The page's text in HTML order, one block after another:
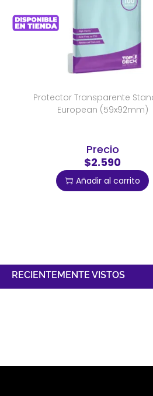
Protector Transparente
European (59x92mm)
Precio
$2.590
Añadir al carrito
RECIENTEMENTE VISTOS